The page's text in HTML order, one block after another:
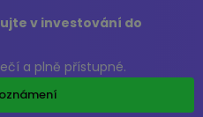
v investování do
a plně přístupné.